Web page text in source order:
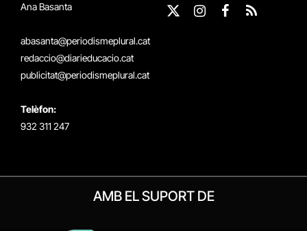
Ana Basanta
abasanta@periodismeplural.cat
redaccio@diarieducacio.cat
publicitat@periodismeplural.cat
Telèfon:
932 311 247
X
Instagram
Facebook
RSS
AMB EL SUPORT DE